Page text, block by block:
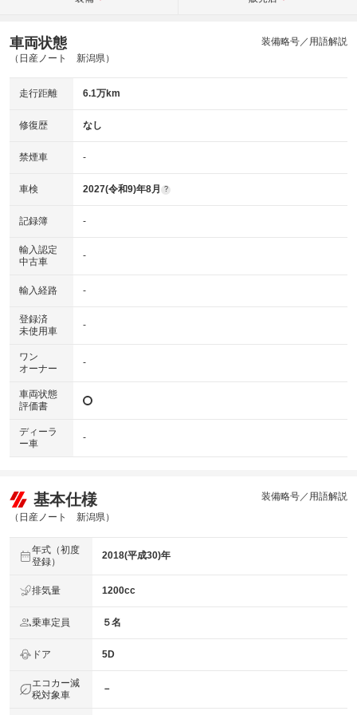
車両状態
（日産ノート 新潟県）
装備略号／用語解説
走行距離 6.1万km
修復歴 なし
禁煙車 -
車検 2027(令和9)年8月 ?
記録簿 -
輸入認定
中古車
-
輸入経路 -
登録済
未使用車
-
ワン
オーナー
-
車両状態
評価書
ディーラ
ー車
-
基本仕様
（日産ノート 新潟県）
装備略号／用語解説
年式（初度
登録）
2018(平成30)年
排気量 1200cc
乗車定員 ５名
ドア 5D
エコカー減
税対象車
－